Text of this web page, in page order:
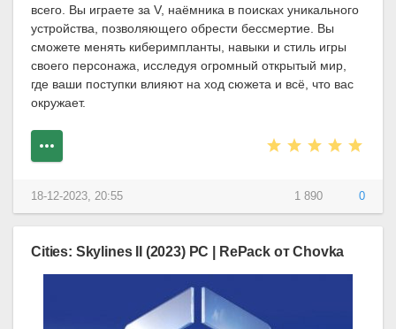
всего. Вы играете за V, наёмника в поисках уникального
устройства, позволяющего обрести бессмертие. Вы
сможете менять киберимпланты, навыки и стиль игры
своего персонажа, исследуя огромный открытый мир,
где ваши поступки влияют на ход сюжета и всё, что вас
окружает.
1 890 0
18-12-2023, 20:55
Cities: Skylines II (2023) PC | RePack от Chovka